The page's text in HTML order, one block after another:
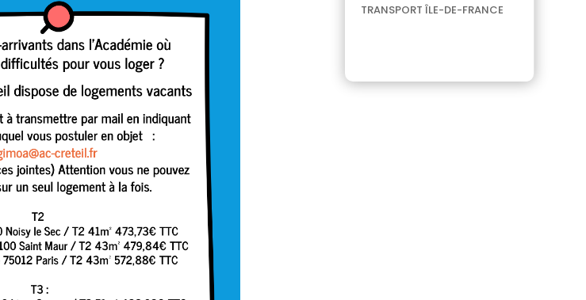
TRANSPORT ÎLE-DE-FRANCE